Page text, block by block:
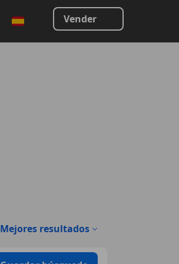
Vender
Mejores resultados